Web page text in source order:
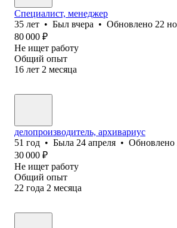
Специалист, менеджер
35 лет • Был вчера • Обновлено 22
80 000 ₽
Не ищет работу
Общий опыт
16 лет 2 месяца
делопроизводитель, архивариус
51 год • Была 24 апреля • Обновлено
30 000 ₽
Не ищет работу
Общий опыт
22 года 2 месяца